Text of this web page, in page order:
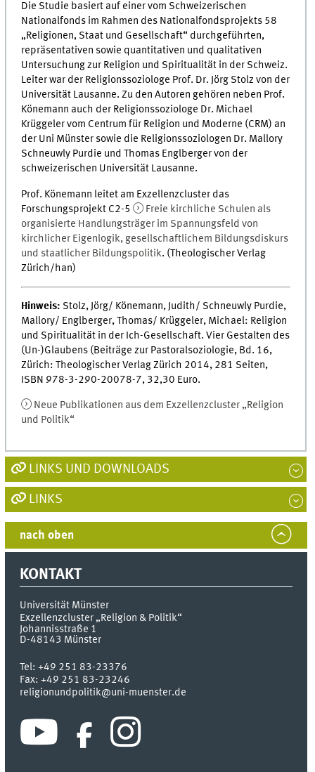
Die Studie basiert auf einer vom Schweizerischen
Nationalfonds im Rahmen des Nationalfondsprojekts 58
„Religionen, Staat und Gesellschaft“ durchgeführten,
repräsentativen sowie quantitativen und qualitativen
Untersuchung zur Religion und Spiritualität in der Schweiz.
Leiter war der Religionssoziologe Prof. Dr. Jörg Stolz von der
Universität Lausanne. Zu den Autoren gehören neben Prof.
Könemann auch der Religionssoziologe Dr. Michael
Krüggeler vom Centrum für Religion und Moderne (CRM) an
der Uni Münster sowie die Religionssoziologen Dr. Mallory
Schneuwly Purdie und Thomas Englberger von der
schweizerischen Universität Lausanne.
Prof. Könemann leitet am Exzellenzcluster das
Forschungsprojekt C2-5
Freie kirchliche Schulen als
organisierte Handlungsträger im Spannungsfeld von
kirchlicher Eigenlogik, gesellschaftlichem Bildungsdiskurs
und staatlicher Bildungspolitik. (Theologischer Verlag
Zürich/han)
Hinweis: Stolz, Jörg/ Könemann, Judith/ Schneuwly Purdie,
Mallory/ Englberger, Thomas/ Krüggeler, Michael: Religion
und Spiritualität in der Ich-Gesellschaft. Vier Gestalten des
(Un-)Glaubens (Beiträge zur Pastoralsoziologie, Bd. 16,
Zürich: Theologischer Verlag Zürich 2014, 281 Seiten,
ISBN 978-3-290-20078-7, 32,30 Euro.
Neue Publikationen aus dem Exzellenzcluster „Religion
und Politik“
LINKS UND DOWNLOADS
LINKS
nach oben
KONTAKT
Universität Münster
Exzellenzcluster „Religion & Politik“
Johannisstraße 1
D-48143 Münster
Tel:+49 251 83-23376
Fax:+49 251 83-23246
religionundpolitik@uni-muenster.de